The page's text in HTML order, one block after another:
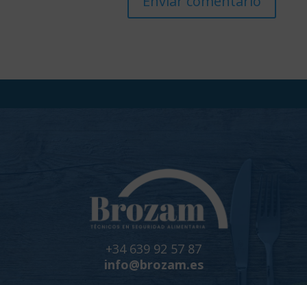
+34 639 92 57 87
info@brozam.es